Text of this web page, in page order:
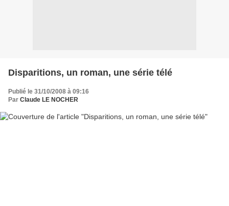
Disparitions, un roman, une série télé
Publié le 31/10/2008 à 09:16
Par Claude LE NOCHER